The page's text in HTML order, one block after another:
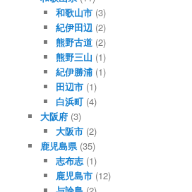
和歌山市 (3)
紀伊田辺 (2)
熊野古道 (2)
熊野三山 (1)
紀伊勝浦 (1)
田辺市 (1)
白浜町 (4)
大阪府(3)
大阪市 (2)
鹿児島県(35)
志布志(1)
鹿児島市 (12)